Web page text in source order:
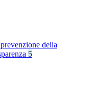
della
5